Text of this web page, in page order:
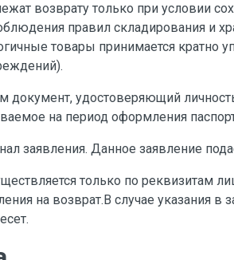
возврату только при условии
правил складирования и
товары принимается кратно
документ, удостоверяющий
на период оформления
заявления. Данное заявление
только по реквизитам
на возврат.В случае указания